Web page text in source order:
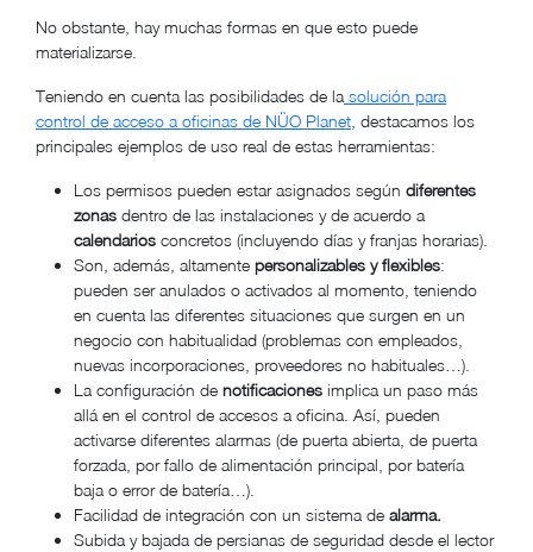
No obstante, hay muchas formas en que esto puede
materializarse.
Teniendo en cuenta las posibilidades de la solución para
control de acceso a oficinas de NÜO Planet , destacamos los
principales ejemplos de uso real de estas herramientas:
Los permisos pueden estar asignados según diferentes
zonas dentro de las instalaciones y de acuerdo a
calendarios concretos (incluyendo días y franjas horarias).
Son, además, altamente personalizables y flexibles:
pueden ser anulados o activados al momento, teniendo
en cuenta las diferentes situaciones que surgen en un
negocio con habitualidad (problemas con empleados,
nuevas incorporaciones, proveedores no habituales…).
La configuración de notificaciones implica un paso más
allá en el control de accesos a oficina. Así, pueden
activarse diferentes alarmas (de puerta abierta, de puerta
forzada, por fallo de alimentación principal, por batería
baja o error de batería…).
Facilidad de integración con un sistema de alarma.
Subida y bajada de persianas de seguridad desde el lector